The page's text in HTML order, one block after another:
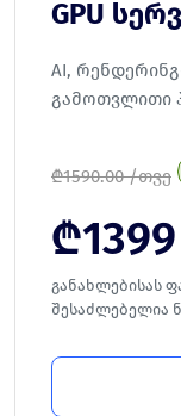
GPU
AI,
გამოთვლითი
₾1590.00 /თვე
₾1399
განახლებისას
შესაძლებელია